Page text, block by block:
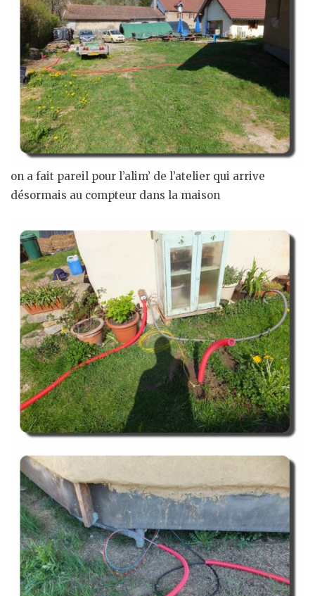
on a fait pareil pour l’alim’ de l’atelier qui arrive
désormais au compteur dans la maison